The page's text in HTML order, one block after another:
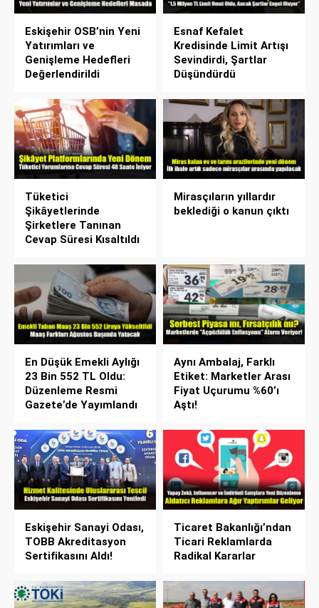
Eskişehir OSB’nin Yeni
Yatırımları ve
Genişleme Hedefleri
Değerlendirildi
Esnaf Kefalet
Kredisinde Limit Artışı
Sevindirdi, Şartlar
Düşündürdü
Tüketici
Şikâyetlerinde
Şirketlere Tanınan
Cevap Süresi Kısaltıldı
Mirasçıların yıllardır
beklediği o kanun çıktı
En Düşük Emekli Aylığı
23 Bin 552 TL Oldu:
Düzenleme Resmi
Gazete’de Yayımlandı
Aynı Ambalaj, Farklı
Etiket: Marketler Arası
Fiyat Uçurumu %60’ı
Aştı!
Eskişehir Sanayi Odası,
TOBB Akreditasyon
Sertifikasını Aldı!
Ticaret Bakanlığı’ndan
Ticari Reklamlarda
Radikal Kararlar